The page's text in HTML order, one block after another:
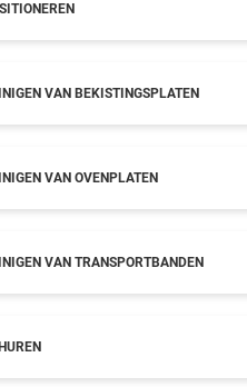
VAN BEKISTINGSPLATEN
VAN OVENPLATEN
VAN TRANSPORTBANDEN